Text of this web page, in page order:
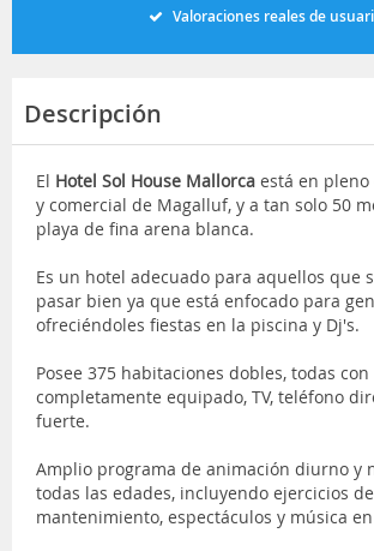
Valoraciones reales de
Descripción
El Hotel Sol House Mallorca está en
y comercial de Magalluf, y a tan solo 50
playa de fina arena blanca.
Es un hotel adecuado para aquellos que
pasar bien ya que está enfocado para
ofreciéndoles fiestas en la piscina y Dj's.
Posee 375 habitaciones dobles, todas
completamente equipado, TV, teléfono
fuerte.
Amplio programa de animación diurno y
todas las edades, incluyendo ejercicios de
mantenimiento, espectáculos y música